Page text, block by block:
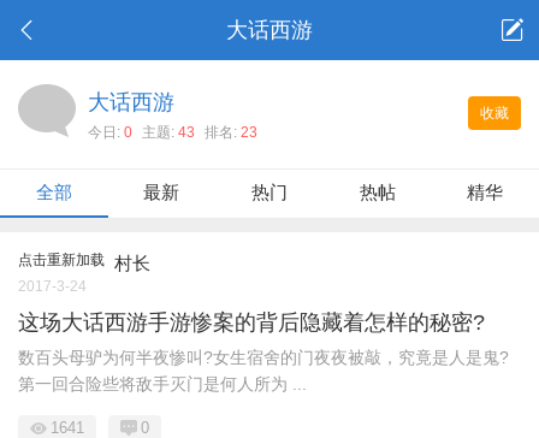
大话西游
收藏
大话西游
今日: 0 主题: 43 排名: 23
全部 最新 热门 热帖 精华
点击重新加载 村长
2017-3-24
这场大话西游手游惨案的背后隐藏着怎样的秘密?
数百头母驴为何半夜惨叫?女生宿舍的门夜夜被敲，究竟是人是鬼?
第一回合险些将敌手灭门是何人所为 ...
1641 0